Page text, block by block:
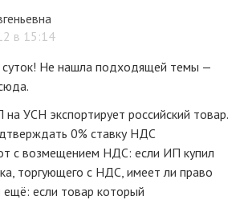
в 15:14
Не нашла подходящей темы —
УСН экспортирует российский товар.
0% ставку НДС
с возмещением НДС: если ИП купил
торгующего с НДС, имеет ли право
если товар который